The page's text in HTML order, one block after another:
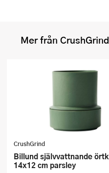
Mer från CrushGrind
CrushGrind
Billund självvattnande örtkruka
14x12 cm parsley